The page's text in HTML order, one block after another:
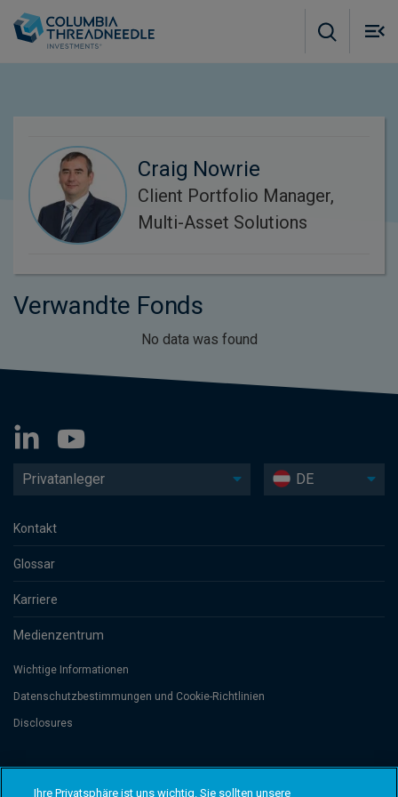
Craig Nowrie
Client Portfolio Manager,
Multi-Asset Solutions
Verwandte Fonds
No data was found
Privatanleger DE
Kontakt
Glossar
Karriere
Medienzentrum
Wichtige Informationen
Datenschutzbesti­mmungen und Cookie-Richtlinien
Disclosures
de Commerce et des Sociétés (Luxembourg), No. B 110242 and/or
Ihre Privatsphäre ist uns wichtig. Sie sollten unsere